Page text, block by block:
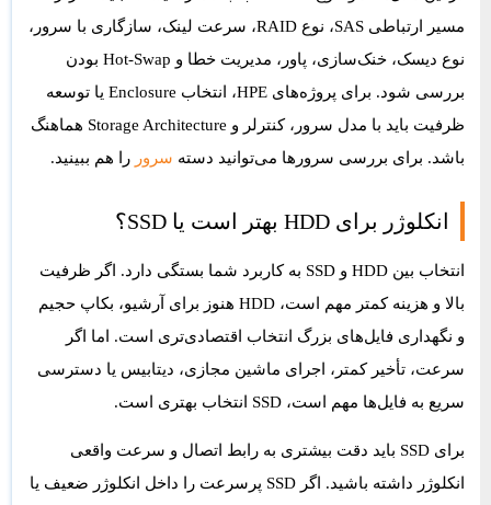
مسیر ارتباطی SAS، نوع RAID، سرعت لینک، سازگاری با سرور،
نوع دیسک، خنک‌سازی، پاور، مدیریت خطا و Hot-Swap بودن
بررسی شود. برای پروژه‌های HPE، انتخاب Enclosure یا توسعه
ظرفیت باید با مدل سرور، کنترلر و Storage Architecture هماهنگ
باشد. برای بررسی سرورها می‌توانید دسته سرور را هم ببینید.
انکلوژر برای HDD بهتر است یا SSD؟
انتخاب بین HDD و SSD به کاربرد شما بستگی دارد. اگر ظرفیت
بالا و هزینه کمتر مهم است، HDD هنوز برای آرشیو، بکاپ حجیم
و نگهداری فایل‌های بزرگ انتخاب اقتصادی‌تری است. اما اگر
سرعت، تأخیر کمتر، اجرای ماشین مجازی، دیتابیس یا دسترسی
سریع به فایل‌ها مهم است، SSD انتخاب بهتری است.
برای SSD باید دقت بیشتری به رابط اتصال و سرعت واقعی
انکلوژر داشته باشید. اگر SSD پرسرعت را داخل انکلوژر ضعیف یا